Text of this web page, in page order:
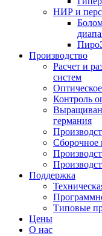
НИР и
Производство
Расчет и
систем
Контроль
германия
Сборочное
Поддержка
Типовые
Цены
О нас